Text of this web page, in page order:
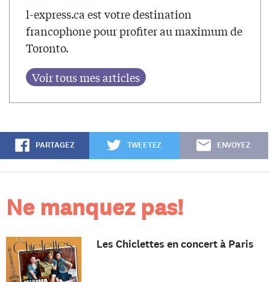
l-express.ca est votre destination
francophone pour profiter au maximum de
Toronto.
PARTAGEZ TWEETEZ ENVOYEZ
Ne manquez pas!
Les Chiclettes en concert à Paris